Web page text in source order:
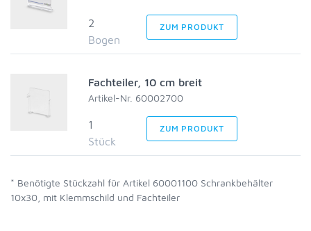
2
Bogen
ZUM PRODUKT
Fachteiler, 10 cm breit
Artikel-Nr. 60002700
1
Stück
ZUM PRODUKT
* Benötigte Stückzahl für Artikel 60001100 Schrankbehälter
10x30, mit Klemmschild und Fachteiler